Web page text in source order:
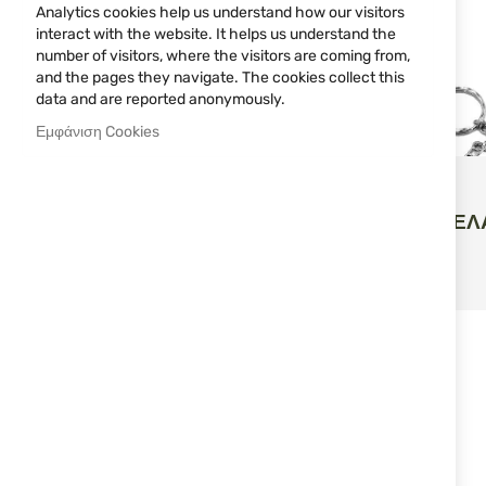
ΜΠΡΕΛΌΚ
УВЕЛИЧЕНИЕ
Analytics cookies help us understand how our visitors
interact with the website. It helps us understand the
number of visitors, where the visitors are coming from,
and the pages they navigate. The cookies collect this
data and are reported anonymously.
Εμφάνιση Cookies